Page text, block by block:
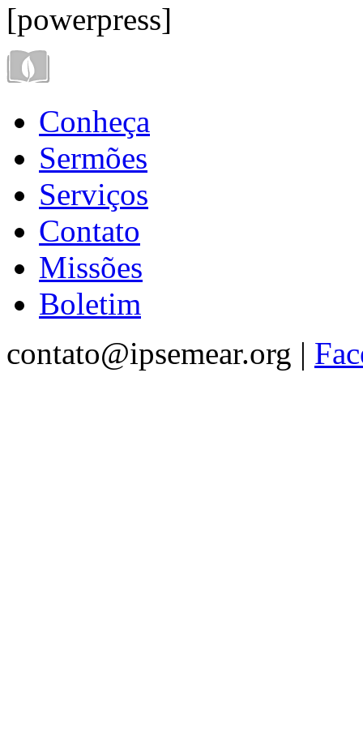
[powerpress]
Conheça
Sermões
Serviços
Contato
Missões
Boletim
contato@ipsemear.org |